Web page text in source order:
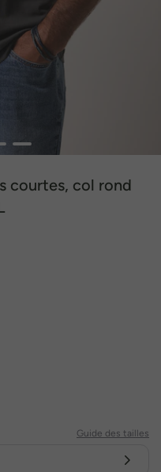
4
courtes, col rond
Guide des tailles